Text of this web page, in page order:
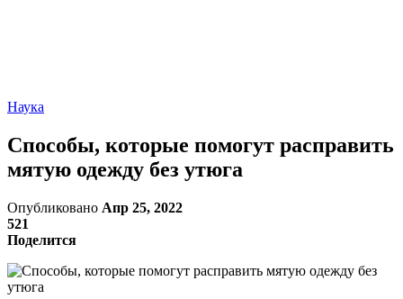
Наука
Способы, которые помогут расправить
мятую одежду без утюга
Опубликовано Апр 25, 2022
521
Поделится